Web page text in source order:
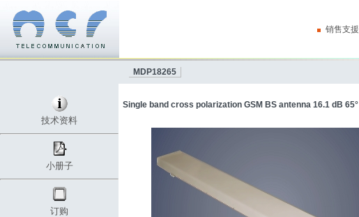
技术资料
小册子
订购
销售支援
MDP18265
Single band cross polarization GSM BS antenna 16.1 dB 65°